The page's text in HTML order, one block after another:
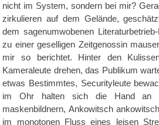
nicht im System, sondern bei mir?
zirkulieren auf dem Gelände,
dem sagenumwobenen
zu einer geselligen Zeitgenossin
mir so berichtet. Hinter den
Kameraleute drehen, das Publikum
etwas Bestimmtes, Securityleute
im Ohr halten sich die Hand an
maskenbildnern, Ankowitsch
im monotonen Fluss eines leisen